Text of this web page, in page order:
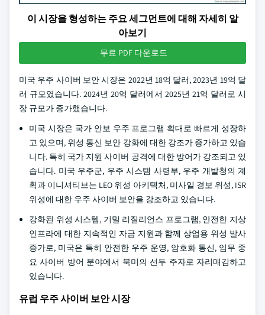
이 시장을 형성하는 주요 세그먼트에 대해 자세히 알
아보기
무료 PDF 다운로드
미국 우주 사이버 보안 시장은 2022년 18억 달러, 2023년 19억 달
러 규모였습니다. 2024년 20억 달러에서 2025년 21억 달러로 시
장 규모가 증가했습니다.
미국 시장은 국가 안보 우주 프로그램 확대로 빠르게 성장하
고 있으며, 위성 통신 보안 강화에 대한 강조가 증가하고 있습
니다. 특히 국가 지원 사이버 공격에 대한 방어가 강조되고 있
습니다. 미국 우주군, 우주 시스템 사령부, 우주 개발청의 계
획과 이니셔티브는 LEO 위성 아키텍처, 미사일 경보 위성, ISR
위성에 대한 우주 사이버 보안을 강조하고 있습니다.
강화된 위성 시스템, 기밀 리질리언스 프로그램, 안전한 지상
인프라에 대한 지속적인 자금 지원과 함께 상업용 위성 발사
증가로, 미국은 특히 안전한 우주 운영, 암호화 통신, 임무 중
요 사이버 방어 분야에서 북미의 선두 주자로 자리매김하고
있습니다.
유럽 우주 사이버 보안 시장